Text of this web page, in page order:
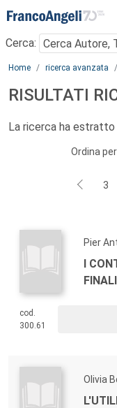
Menu
Cerca:
Main content
Home ricerca avanzata
RISULTATI
La ricerca ha
Ordina per
3
Pier
I
cod.
300.61
Olivia